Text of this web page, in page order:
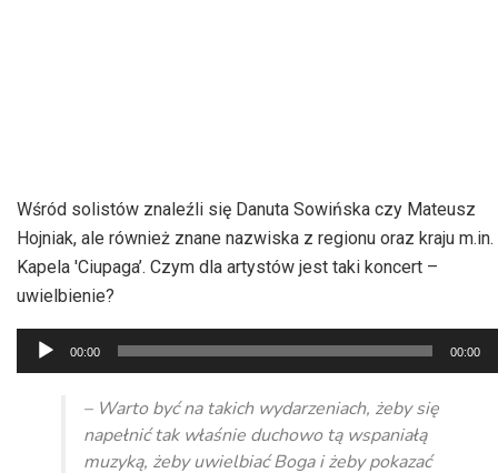
Wśród solistów znaleźli się Danuta Sowińska czy Mateusz
Hojniak, ale również znane nazwiska z regionu oraz kraju m.in.
Kapela 'Ciupaga’. Czym dla artystów jest taki koncert –
uwielbienie?
Odtwarzacz
plików
dźwiękowych
00:00 00:00
– Warto być na takich wydarzeniach, żeby się
napełnić tak właśnie duchowo tą wspaniałą
muzyką, żeby uwielbiać Boga i żeby pokazać